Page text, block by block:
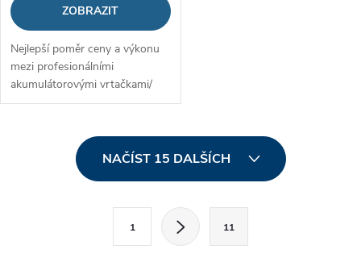
ZOBRAZIT
Nejlepší poměr ceny a výkonu
mezi profesionálními
akumulátorovými vrtačkami/
šroubováky
NAČÍST 15 DALŠÍCH
1 11